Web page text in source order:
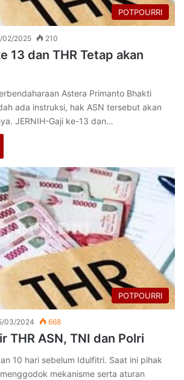
POTPOURRI
02/2025 210
13 dan THR Tetap akan
Astera Primanto Bhakti
ada instruksi, hak ASN tersebut akan
JERNIH-Gaji ke-13 dan…
POTPOURRI
03/2024 668
THR ASN, TNI dan Polri
10 hari sebelum Idulfitri. Saat ini pihak
mekanisme serta aturan